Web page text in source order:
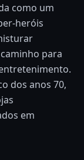
como um
heróis
para
dos anos 70,
em